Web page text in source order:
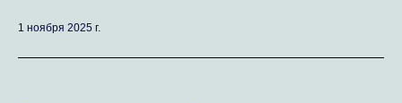
1 ноября 2025 г.